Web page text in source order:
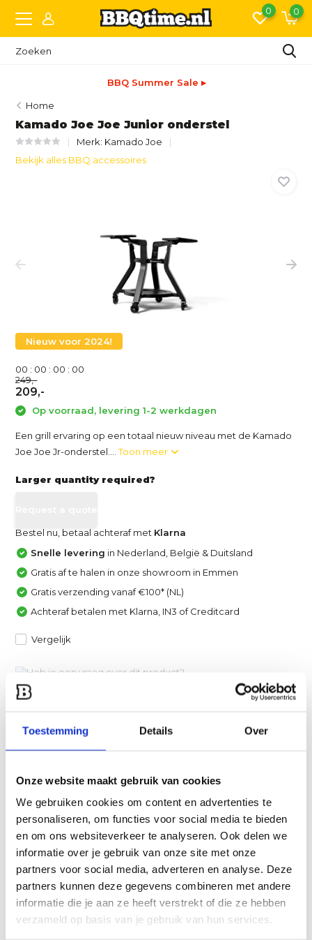
Toestemming Details Over
Onze website maakt gebruik van cookies
We gebruiken cookies om content en advertenties te
personaliseren, om functies voor social media te bieden
en om ons websiteverkeer te analyseren. Ook delen we
informatie over je gebruik van onze site met onze
partners voor social media, adverteren en analyse. Deze
partners kunnen deze gegevens combineren met andere
informatie die je aan ze heeft verstrekt of die ze hebben
verzameld op basis van je gebruik van hun services.
0 0
BBQ Summer Sale ▸
Home
Kamado Joe Joe Junior onderstel
Merk: Kamado Joe
Bekijk alles BBQ accessoires
Nieuw voor 2024!
00 : 00 : 00 : 00
249,-
209,-
Op voorraad, levering 1-2 werkdagen
Een grill ervaring op een totaal nieuw niveau met de Kamado
Joe Joe Jr-onderstel....Toon meer
Larger quantity required?
Bestel nu, betaal achteraf met Klarna
Snelle levering in Nederland, België & Duitsland
Gratis af te halen in onze showroom in Emmen
Gratis verzending vanaf €100* (NL)
Achteraf betalen met Klarna, IN3 of Creditcard
Vergelijk
Heb je een vraag over dit product?
Een van onze specialisten helpt je graag verder!
Specificaties
Product video
Reviews